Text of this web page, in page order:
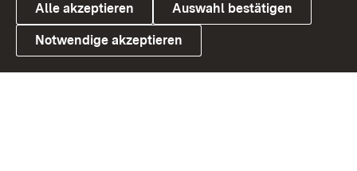
Link zum Landesportal
Alle akzeptieren Auswahl bestätigen
Notwendige akzeptieren